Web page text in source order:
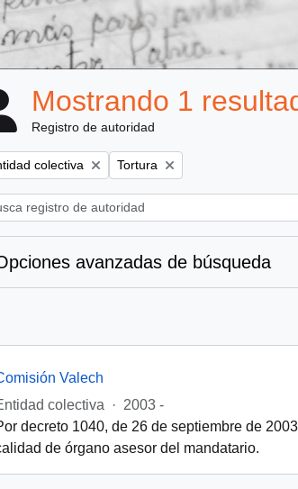
Mostrando 1
Registro de autoridad
filter:
colectiva Remove filter:
Tortura
avanzadas de búsqueda
Valech
colectiva
· 2003 -
decreto 1040, de 26 de septiembre de
de órgano asesor del mandatario.